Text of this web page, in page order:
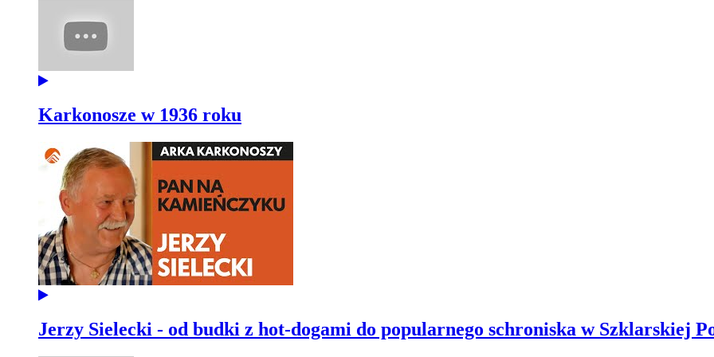
Karkonosze w 1936 roku
Jerzy Sielecki - od budki z hot-dogami do popularnego schroniska w Szklarskiej